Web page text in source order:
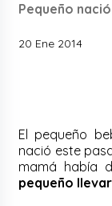
Pequeño
20 Ene 2014
El pequeño
nació este
mamá había
pequeño